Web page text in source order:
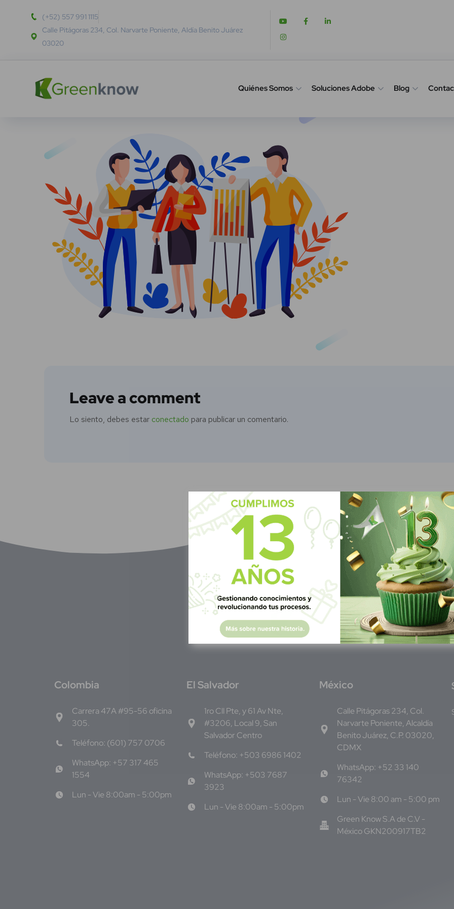
(+52) 557 991 1115
Calle Pitágoras 234, Col. Narvarte Poniente, Aldía Benito Juárez
03020
Quiénes Somos Soluciones Adobe Blog
Leave a comment
Lo siento, debes estar conectado para publicar un comentario.
Colombia
Carrera 47A #95-56 oficina
305.
Teléfono: (601) 757 0706
WhatsApp: +57 317 465
1554
Lun - Vie 8:00am - 5:00pm
El Salvador
1ro Cll Pte, y 61 Av Nte,
#3206, Local 9, San
Salvador Centro
Teléfono: +503 6986 1402
WhatsApp: +503 7687
3923
Lun - Vie 8:00am - 5:00pm
México
Calle Pitágoras 234, Col.
Narvarte Poniente, Alcaldía
Benito Juárez, C.P. 03020,
CDMX
WhatsApp: +52 33 140
76342
Lun - Vie 8:00 am - 5:00 pm
Green Know S.A de C.V -
México GKN200917TB2